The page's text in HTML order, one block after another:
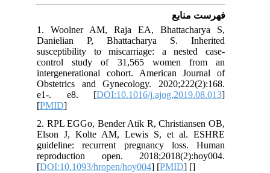
فهرست منابع
1. Woolner AM, Raja EA, Bhattacharya S,
Danielian P, Bhattacharya S. Inherited
susceptibility to miscarriage: a nested case-
control study of 31,565 women from an
intergenerational cohort. American Journal of
Obstetrics and Gynecology. 2020;222(2):168.
e1-. e8. [DOI:10.1016/j.ajog.2019.08.013
[PMID
2. RPL EGGo, Bender Atik R, Christiansen OB,
Elson J, Kolte AM, Lewis S, et al. ESHRE
guideline: recurrent pregnancy loss. Human
reproduction open. 2018;2018(2):hoy004.
[DOI:10.1093/hropen/hoy004] [PMID] [